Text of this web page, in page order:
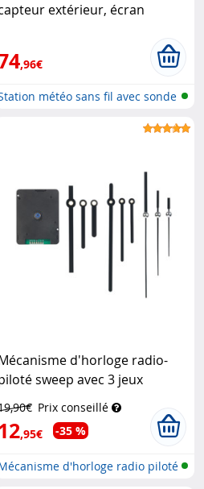
extérieur, écran
,96€
météo sans fil avec sonde
d'horloge radio-
sweep avec 3 jeux
St. Leonhard
Prix conseillé
,95€ -35 %
d'horloge radio piloté